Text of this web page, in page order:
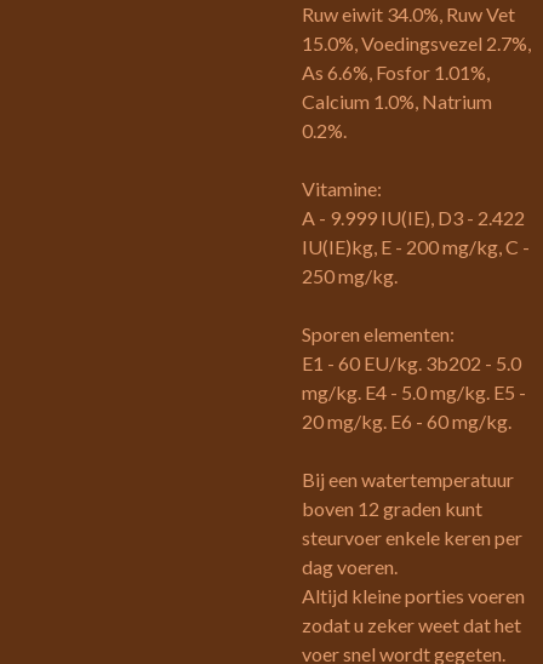
Ruw eiwit 34.0%, Ruw Vet
15.0%, Voedingsvezel 2.7%,
As 6.6%, Fosfor 1.01%,
Calcium 1.0%, Natrium
0.2%.
Vitamine:
A - 9.999 IU(IE), D3 - 2.422
IU(IE)kg, E - 200 mg/kg, C -
250 mg/kg.
Sporen elementen:
E1 - 60 EU/kg. 3b202 - 5.0
mg/kg. E4 - 5.0 mg/kg. E5 -
20 mg/kg. E6 - 60 mg/kg.
Bij een watertemperatuur
boven 12 graden kunt
steurvoer enkele keren per
dag voeren.
Altijd kleine porties voeren
zodat u zeker weet dat het
voer snel wordt gegeten.